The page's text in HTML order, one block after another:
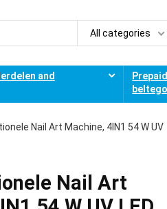
All categories
and
Prepaid
Nail Art Machine, 4IN1 54 W UV
Nail Art